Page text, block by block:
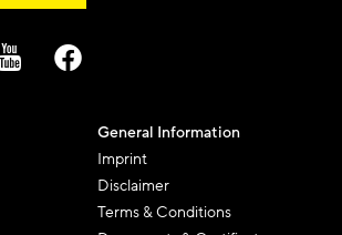
General Information
Imprint
Disclaimer
Terms & Conditions